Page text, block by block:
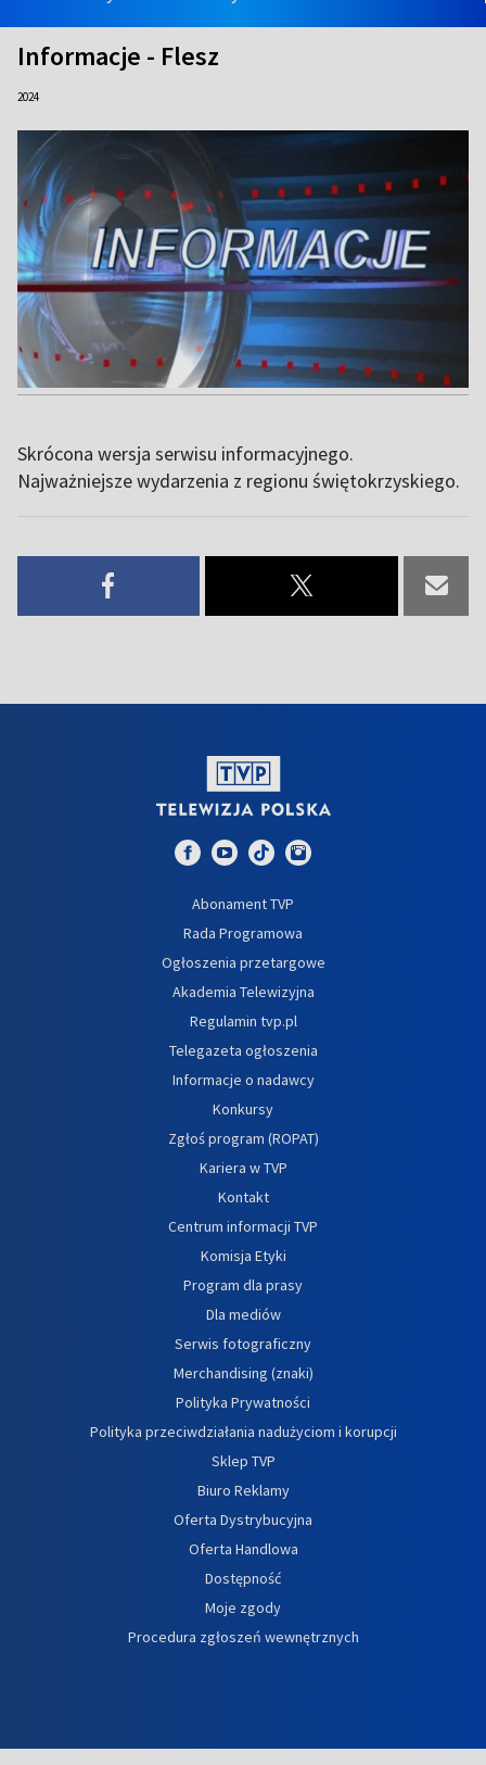
Informacje - Flesz
2024
Skrócona wersja serwisu informacyjnego.
Najważniejsze wydarzenia z regionu świętokrzyskiego.
Abonament TVP
Rada Programowa
Ogłoszenia przetargowe
Akademia Telewizyjna
Regulamin tvp.pl
Telegazeta ogłoszenia
Informacje o nadawcy
Konkursy
Zgłoś program (ROPAT)
Kariera w TVP
Kontakt
Centrum informacji TVP
Komisja Etyki
Program dla prasy
Dla mediów
Serwis fotograficzny
Merchandising (znaki)
Polityka Prywatności
Polityka przeciwdziałania nadużyciom i korupcji
Sklep TVP
Biuro Reklamy
Oferta Dystrybucyjna
Oferta Handlowa
Dostępność
Moje zgody
Procedura zgłoszeń wewnętrznych